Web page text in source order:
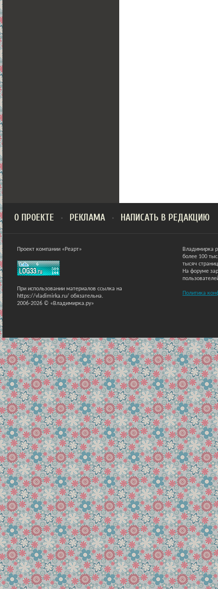
О ПРОЕКТЕ РЕКЛАМА НАПИСАТЬ В РЕДАКЦИЮ
Проект компании «Реарт»
При использовании материалов ссылка на
https://vladimirka.ru/ обязательна.
2006-2026 © «Владимирка.ру»
Владимирка
более 100
тысяч
На форуме
Политика